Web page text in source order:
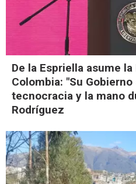
De la Espriella asume
Colombia: "Su
tecnocracia y la mano
Rodríguez